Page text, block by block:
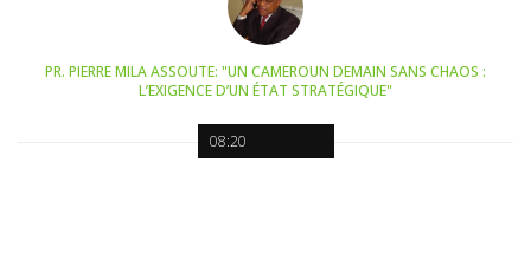
08:20
PR. PIERRE MILA ASSOUTE: "UN CAMEROUN DEMAIN SANS CHAOS :
L’EXIGENCE D’UN ÉTAT STRATÉGIQUE"